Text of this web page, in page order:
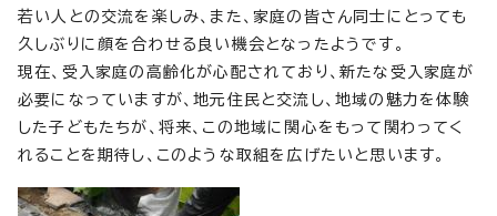
若い人との交流を楽しみ、また、家庭の皆さん同士にとっても
久しぶりに顔を合わせる良い機会となったようです。
現在、受入家庭の高齢化が心配されており、新たな受入家庭が
必要になっていますが、地元住民と交流し、地域の魅力を体験
した子どもたちが、将来、この地域に関心をもって関わってく
れることを期待し、このような取組を広げたいと思います。